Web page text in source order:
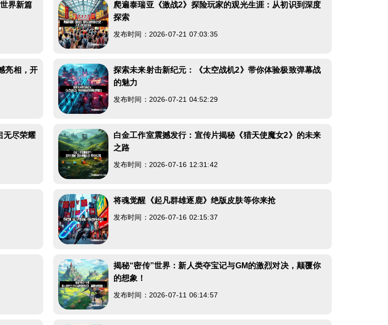
界新篇
爬遍泰瑞亚《激战2》探险玩家的观光生涯：从初识到深度
探索
发布时间：2026-07-21 07:03:35
亮相，开
探索未来射击新纪元：《太空战机2》带你体验极致弹幕战
的魅力
发布时间：2026-07-21 04:52:29
无尽荣耀
白金工作室震撼发行：宣传片揭秘《猎天使魔女2》的未来
之路
发布时间：2026-07-16 12:31:42
将魂觉醒《起凡群雄逐鹿》绝版皮肤等你来抢
发布时间：2026-07-16 02:15:37
揭秘“密传”世界：新人类夺宝记与GM的激烈对决，颠覆你
的想象！
发布时间：2026-07-11 06:14:57